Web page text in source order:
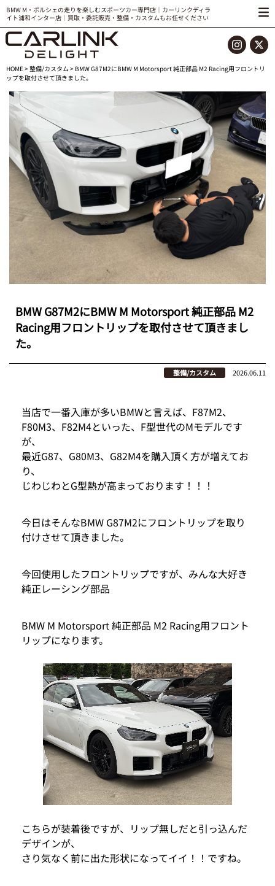
BMW M・ポルシェの走りを楽しむスポーツカー専門店｜カーリンクディラ
イト浦和インター店｜買取・委託販売・整備・カスタムもお任せください
HOME>整備/カスタム> BMW G87M2にBMW M Motorsport 純正部品 M2 Racing用フロントリ
ップを取付させて頂きました。
BMW G87M2にBMW M Motorsport 純正部品 M2
Racing用フロントリップを取付させて頂きまし
た。
整備/カスタム 2026.06.11
当店で一番入庫が多いBMWと言えば、F87M2、
F80M3、F82M4といった、F型世代のMモデルです
が、
最近G87、G80M3、G82M4を購入頂く方が増えてお
り、
じわじわとG型熱が高まっております！！！
今日はそんなBMW G87M2にフロントリップを取り
付けさせて頂きました。
今回使用したフロントリップですが、みんな大好き
純正レーシング部品
BMW M Motorsport 純正部品 M2 Racing用フロント
リップになります。
こちらが装着後ですが、リップ無しだと引っ込んだ
デザインが、
さり気なく前に出た形状になってイイ！！ですね。